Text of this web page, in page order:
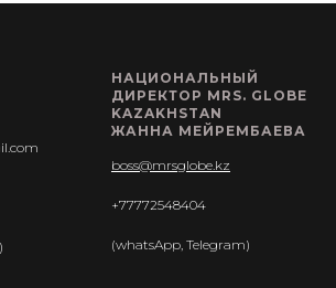
НАЦИОНАЛЬНЫЙ
ДИРЕКТОР MRS. GLOBE
KAZAKHSTAN
ЖАННА МЕЙРЕМБАЕВА
boss@mrsglobe.kz
+77772548404
(whatsApp, Telegram)